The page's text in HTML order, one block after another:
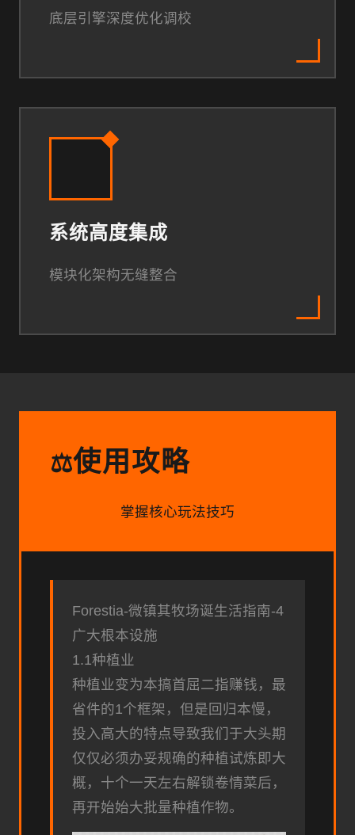
底层引擎深度优化调校
系统高度集成
模块化架构无缝整合
⚖️使用攻略
掌握核心玩法技巧
Forestia-微镇其牧场诞生活指南-4
广大根本设施
1.1种植业
种植业变为本搞首屈二指赚钱，最
省件的1个框架，但是回归本慢，
投入高大的特点导致我们于大头期
仅仅必须办妥规确的种植试炼即大
概，十个一天左右解锁卷情菜后，
再开始始大批量种植作物。